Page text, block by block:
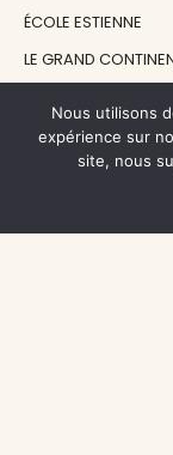
ÉCOLE ESTIENNE
LE GRAND
EN ATTENDANT
Nous utilisons
expérience sur
site, nous